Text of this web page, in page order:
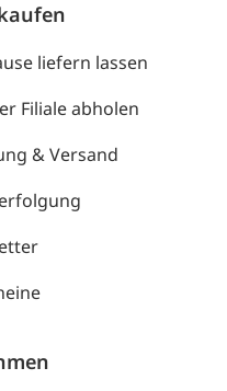
liefern lassen
Filiale abholen
& Versand